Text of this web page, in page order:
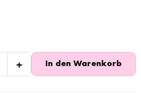
+ In den Warenkorb